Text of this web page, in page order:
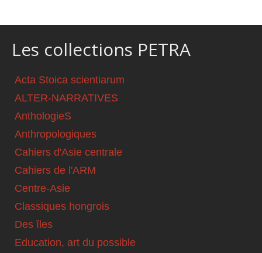
Les collections PETRA
Acta Stoica scientiarum
ALTER-NARRATIVES
AnthologieS
Anthropologiques
Cahiers d'Asie centrale
Cahiers de l'ARM
Centre-Asie
Classiques hongrois
Des îles
Education, art du possible